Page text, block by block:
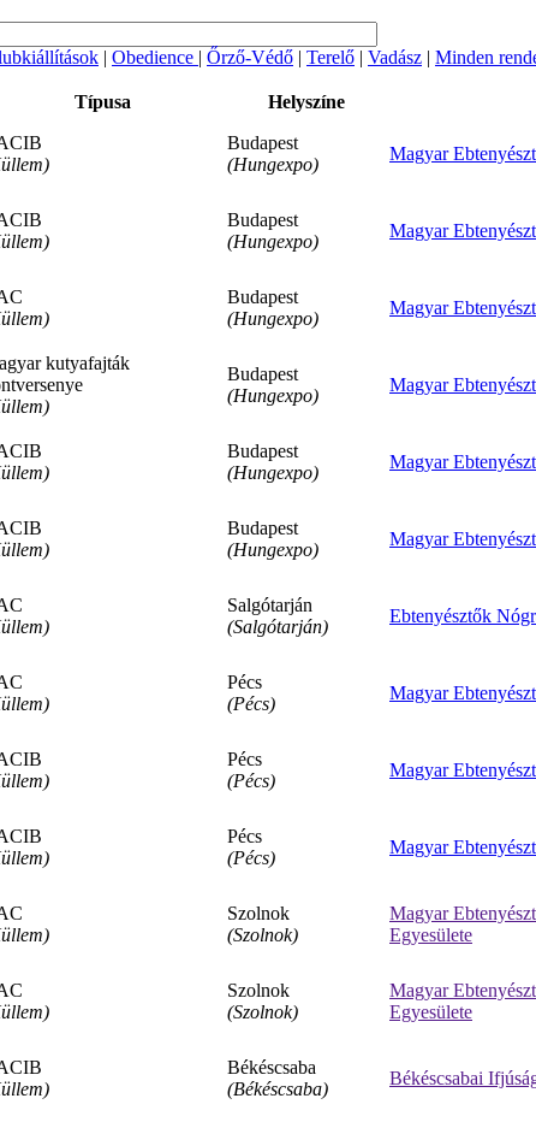
| Obedience | Őrző-Védő | Terelő | Vadász | Minden
Típusa Helyszíne
Budapest
(Hungexpo)
Magyar
Budapest
(Hungexpo)
Magyar
Budapest
(Hungexpo)
Magyar
kutyafajták
Budapest
(Hungexpo)
Magyar
Budapest
(Hungexpo)
Magyar
Budapest
(Hungexpo)
Magyar
Salgótarján
(Salgótarján)
Ebtenyésztők
Pécs
(Pécs)
Magyar
Pécs
(Pécs)
Magyar
Pécs
(Pécs)
Magyar
Szolnok
(Szolnok)
Magyar
Egyesülete
Szolnok
(Szolnok)
Magyar
Egyesülete
Békéscsaba
(Békéscsaba)
Békéscsabai